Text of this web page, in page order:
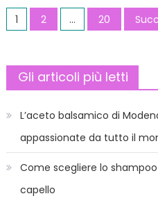
Paginazione
articoli
1 2 … 20
Gli articoli più letti
L’aceto balsamico di
appassionate da tutto il
Come scegliere lo
capello